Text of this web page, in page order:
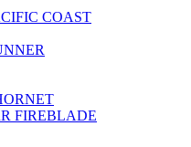
COAST
FIREBLADE